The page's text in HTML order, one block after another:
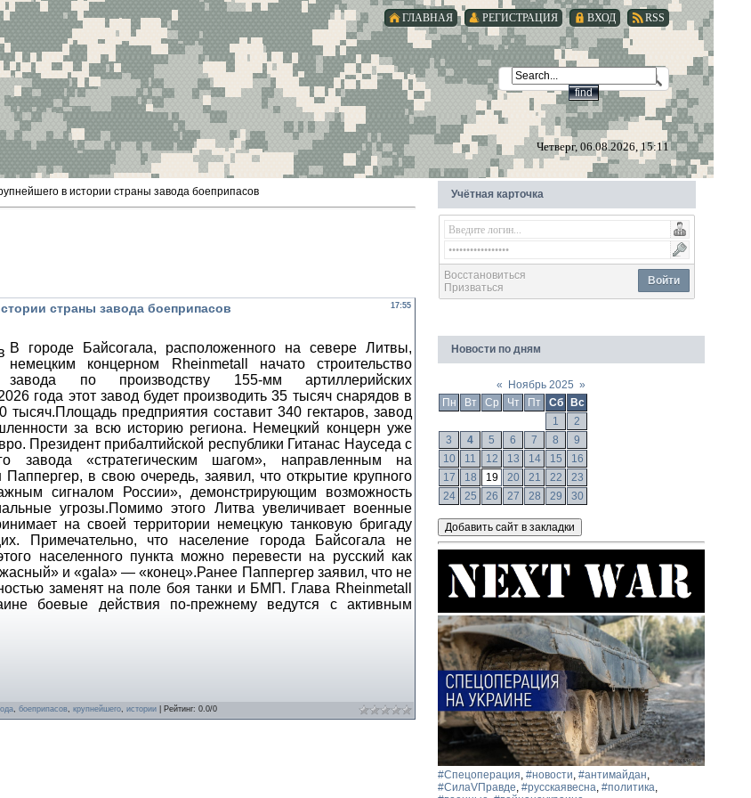
RSS
ВХОД
РЕГИСТРАЦИЯ
ГЛАВНАЯ
Четверг, 06.08.2026, 15:11
в истории страны завода боеприпасов
17:55
страны завода боеприпасов
В городе Байсогала, расположенного на севере Литвы,
немецким концерном Rheinmetall начато строительство
завода по производству 155-мм артиллерийских
года этот завод будет производить 35 тысяч снарядов в
тысяч.Площадь предприятия составит 340 гектаров, завод
за всю историю региона. Немецкий концерн уже
Президент прибалтийской республики Гитанас Науседа с
завода «стратегическим шагом», направленным на
в свою очередь, заявил, что открытие крупного
сигналом России», демонстрирующим возможность
угрозы.Помимо этого Литва увеличивает военные
на своей территории немецкую танковую бригаду
Примечательно, что население города Байсогала не
населенного пункта можно перевести на русский как
и «gala» — «конец».Ранее Паппергер заявил, что не
заменят на поле боя танки и БМП. Глава Rheinmetall
боевые действия по-прежнему ведутся с активным
, боеприпасов, крупнейшего, истории Рейтинг: 0.0/0
Учётная карточка
Войти
Восстановиться
Призваться
Новости по дням
« Ноябрь 2025 »
Пн
Вт Ср Чт Пт Сб
Вс
1
2
3
4 5 6 7 8
9
10
11 12 13 14 15
16
17
18 19 20 21 22
23
24
25 26 27 28 29 30
#Спецоперация, #новости, #антимайдан,
#СилаVПравде, #русскаявесна, #политика,